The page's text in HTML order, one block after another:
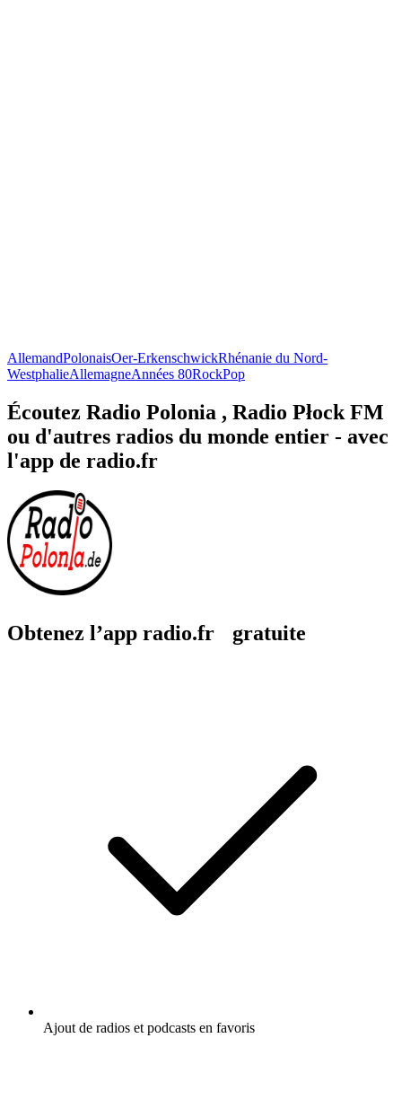
AllemandPolonaisOer-ErkenschwickRhénanie du Nord-
WestphalieAllemagneAnnées 80RockPop
Écoutez Radio Polonia , Radio Płock FM
ou d'autres radios du monde entier - avec
l'app de radio.fr
Obtenez l’app radio.fr gratuite
Ajout de radios et podcasts en favoris